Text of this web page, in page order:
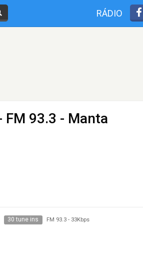
RÁDIO
FM 93.3 - Manta
30 tune ins FM 93.3- 33Kbps